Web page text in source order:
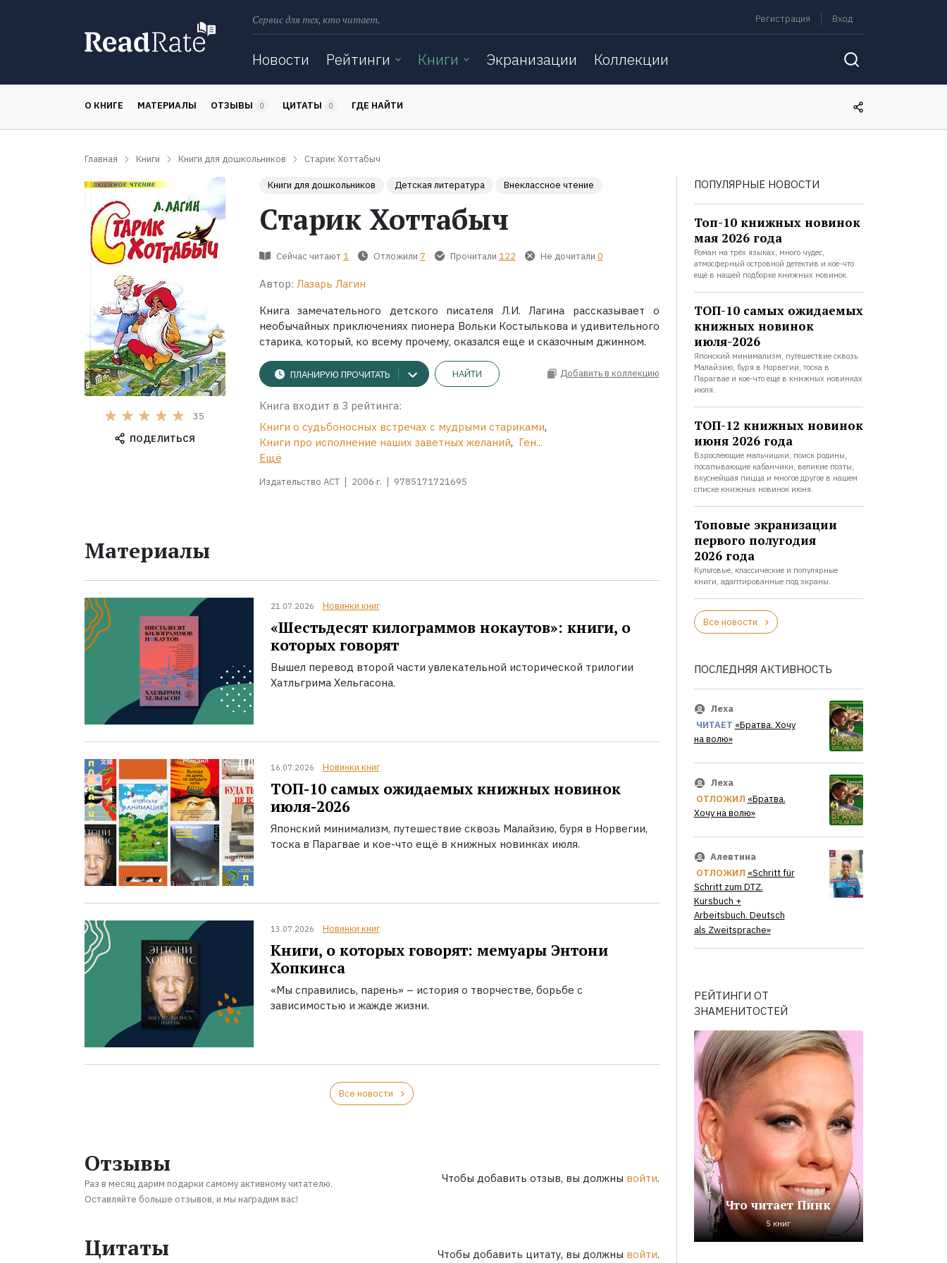
Сервис для тех, кто читает. Регистрация Вход
Новости Рейтинги Книги Экранизации Коллекции
О КНИГЕ МАТЕРИАЛЫ ОТЗЫВЫ 0 ЦИТАТЫ 0 ГДЕ НАЙТИ
Главная Книги Книги для дошкольников Старик Хоттабыч
35
ПОДЕЛИТЬСЯ
Книги для дошкольников Детская литература Внеклассное чтение
Старик Хоттабыч
Сейчас читают 1 Отложили 7 Прочитали 122 Не дочитали 0
Автор: Лазарь Лагин
Книга замечательного детского писателя Л.И. Лагина рассказывает о
необычайных приключениях пионера Вольки Костылькова и удивительного
старика, который, ко всему прочему, оказался еще и сказочным джинном.
ПЛАНИРУЮ ПРОЧИТАТЬ НАЙТИ Добавить в коллекцию
Книга входит в 3 рейтинга:
Книги о судьбоносных встречах с мудрыми стариками,
Книги про исполнение наших заветных желаний, Ген...
Ещё
Издательство АСТ 2006 г. 9785171721695
Материалы
21.07.2026 Новинки книг
«Шестьдесят килограммов нокаутов»: книги, о
которых говорят
Вышел перевод второй части увлекательной исторической трилогии
Хатльгрима Хельгасона.
16.07.2026 Новинки книг
ТОП-10 самых ожидаемых книжных новинок
июля-2026
Японский минимализм, путешествие сквозь Малайзию, буря в Норвегии,
тоска в Парагвае и кое-что ещё в книжных новинках июля.
13.07.2026 Новинки книг
Книги, о которых говорят: мемуары Энтони
Хопкинса
«Мы справились, парень» – история о творчестве, борьбе с
зависимостью и жажде жизни.
Все новости
Отзывы
Раз в месяц дарим подарки самому активному читателю.
Оставляйте больше отзывов, и мы наградим вас!
Чтобы добавить отзыв, вы должны войти.
Цитаты Чтобы добавить цитату, вы должны войти.
ПОПУЛЯРНЫЕ НОВОСТИ
Топ-10 книжных новинок
мая 2026 года
Роман на трёх языках, много чудес,
атмосферный островной детектив и кое-что
ещё в нашей подборке книжных новинок.
ТОП-10 самых ожидаемых
книжных новинок
июля-2026
Японский минимализм, путешествие сквозь
Малайзию, буря в Норвегии, тоска в
Парагвае и кое-что ещё в книжных новинках
июля.
ТОП-12 книжных новинок
июня 2026 года
Взрослеющие мальчишки, поиск родины,
посапывающие кабанчики, великие поэты,
вкуснейшая пицца и многое другое в нашем
списке книжных новинок июня.
Топовые экранизации
первого полугодия
2026 года
Культовые, классические и популярные
книги, адаптированные под экраны.
Все новости
ПОСЛЕДНЯЯ АКТИВНОСТЬ
Леха
ЧИТАЕТ «Братва. Хочу
на волю»
Леха
ОТЛОЖИЛ «Братва.
Хочу на волю»
Алевтина
ОТЛОЖИЛ «Schritt für
Schritt zum DTZ.
Kursbuch +
Arbeitsbuch. Deutsch
als Zweitsprache»
РЕЙТИНГИ ОТ
ЗНАМЕНИТОСТЕЙ
Что читает Пинк
5 книг